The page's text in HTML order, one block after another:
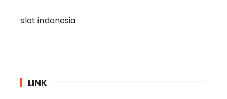
slot indonesia
LINK